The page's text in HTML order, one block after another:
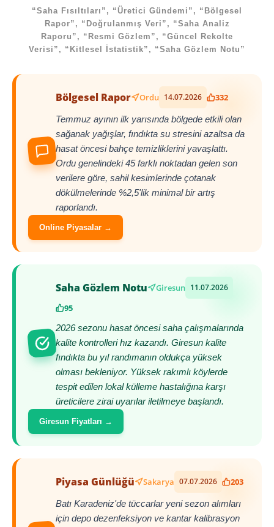
“Saha Fısıltıları”, “Üretici Gündemi”, “Bölgesel
Rapor”, “Doğrulanmış Veri”, “Saha Analiz
Raporu”, “Resmi Gözlem”, “Güncel Rekolte
Verisi”, “Kitlesel İstatistik”, “Saha Gözlem Notu”
Bölgesel Rapor Ordu 14.07.2026 332
Temmuz ayının ilk yarısında bölgede etkili olan
sağanak yağışlar, fındıkta su stresini azaltsa da
hasat öncesi bahçe temizliklerini yavaşlattı.
Ordu genelindeki 45 farklı noktadan gelen son
verilere göre, sahil kesimlerinde çotanak
dökülmelerinde %2,5'lik minimal bir artış
raporlandı.
Online Piyasalar →
Saha Gözlem Notu Giresun 11.07.2026
95
2026 sezonu hasat öncesi saha çalışmalarında
kalite kontrolleri hız kazandı. Giresun kalite
fındıkta bu yıl randımanın oldukça yüksek
olması bekleniyor. Yüksek rakımlı köylerde
tespit edilen lokal külleme hastalığına karşı
üreticilere zirai uyarılar iletilmeye başlandı.
Giresun Fiyatları →
Piyasa Günlüğü Sakarya 07.07.2026 203
Batı Karadeniz'de tüccarlar yeni sezon alımları
için depo dezenfeksiyon ve kantar kalibrasyon